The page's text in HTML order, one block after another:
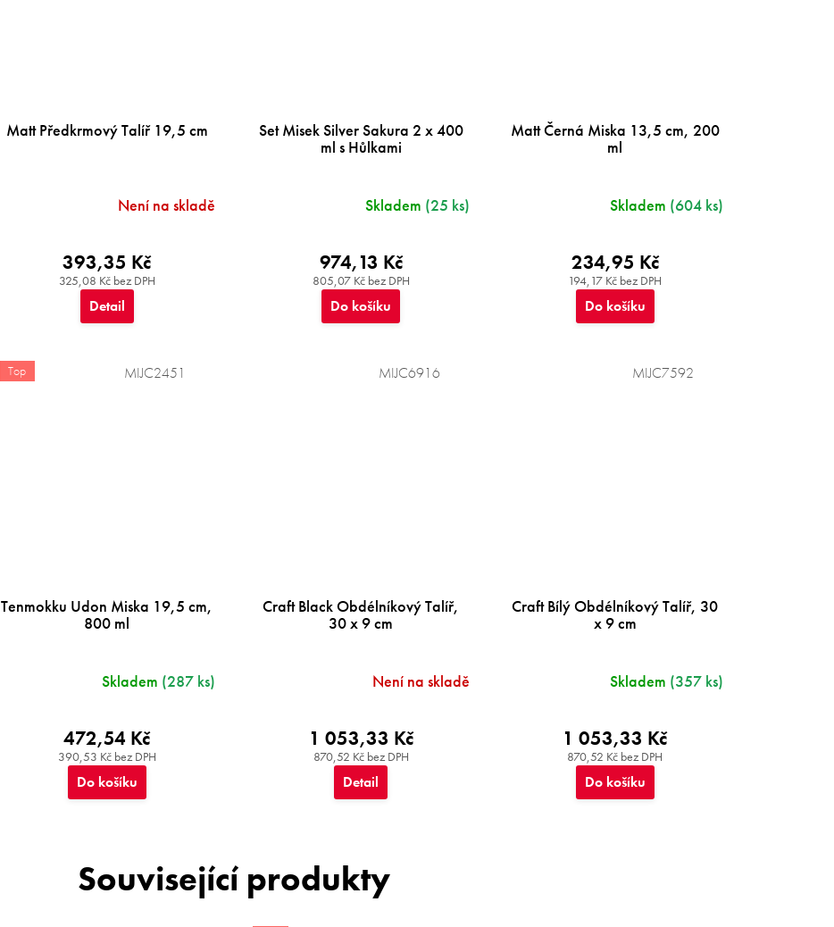
Matt Předkrmový Talíř 19,5 cm
Není na skladě
325,08 Kč bez DPH
393,35 Kč
Detail
Set Misek Silver Sakura 2 x 400
ml s Hůlkami
Skladem (25 ks)
805,07 Kč bez DPH
974,13 Kč
Do košíku
Matt Černá Miska 13,5 cm, 200
ml
Skladem (604 ks)
194,17 Kč bez DPH
234,95 Kč
Do košíku
Top
Tenmokku Udon Miska 19,5 cm,
800 ml
Skladem (287 ks)
390,53 Kč bez DPH
472,54 Kč
Do košíku
MIJC2451
Craft Black Obdélníkový Talíř,
30 x 9 cm
Není na skladě
870,52 Kč bez DPH
1 053,33 Kč
Detail
MIJC6916
Craft Bílý Obdélníkový Talíř, 30
x 9 cm
Skladem (357 ks)
870,52 Kč bez DPH
1 053,33 Kč
Do košíku
MIJC7592
Související produkty